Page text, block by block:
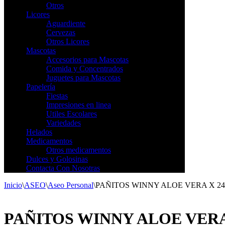
Otros
Licores
Aguardiente
Cervezas
Otros Licores
Mascotas
Accesorios para Mascotas
Comida y Concentrados
Juguetes para Mascotas
Papelería
Fiestas
Impresiones en linea
Utiles Escolares
Variedades
Helados
Medicamentos
Otros medicamentos
Dulces y Golosinas
Contacta Con Nosotras
Inicio\ASEO\Aseo Personal\PAÑITOS WINNY ALOE VERA X 24
PAÑITOS WINNY ALOE